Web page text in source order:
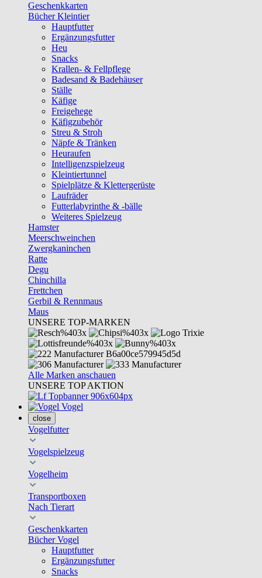
Geschenkkarten
Bücher Kleintier
Hauptfutter
Ergänzungsfutter
Heu
Snacks
Krallen- & Fellpflege
Badesand & Badehäuser
Ställe
Käfige
Freigehege
Käfigzubehör
Streu & Stroh
Näpfe & Tränken
Heuraufen
Intelligenzspielzeug
Kleintiertunnel
Spielplätze & Klettergerüste
Laufräder
Futterlabyrinthe & -bälle
Weiteres Spielzeug
Hamster
Meerschweinchen
Zwergkaninchen
Ratte
Degu
Chinchilla
Frettchen
Gerbil & Rennmaus
Maus
UNSERE TOP-MARKEN
Alle Marken anschauen
UNSERE TOP AKTION
Vogel
close
Vogelfutter
Vogelspielzeug
Vogelheim
Transportboxen
Nach Tierart
Geschenkkarten
Bücher Vogel
Hauptfutter
Ergänzungsfutter
Snacks